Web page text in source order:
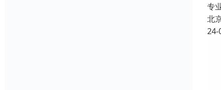
专
北
24-